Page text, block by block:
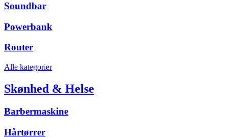
Soundbar
Powerbank
Router
Alle kategorier
Skønhed & Helse
Barbermaskine
Hårtørrer